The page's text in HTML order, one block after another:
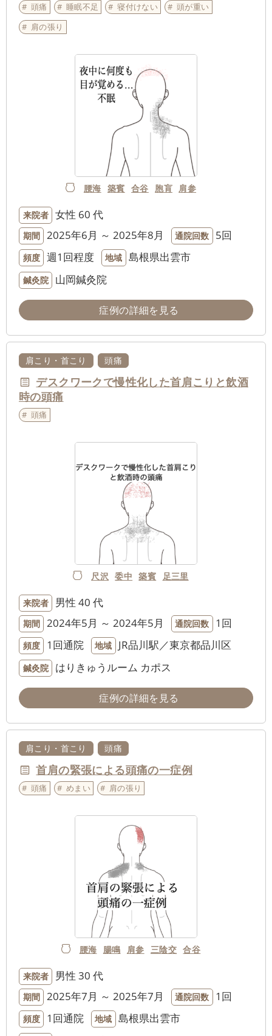
頭痛 睡眠不足 寝付けない
頭が重い
肩の張り
腰海 築賓 合谷 胞肓 肩参
来院者 女性 60 代
期間 2025年6月 ～ 2025年8月 通院回数 5回
頻度 週1回程度 地域 島根県出雲市
鍼灸院 山岡鍼灸院
症例の詳細を見る
肩こり・首こり 頭痛
デスクワークで慢性化した首肩こりと飲酒
時の頭痛
頭痛
尺沢 委中 築賓 足三里
来院者 男性 40 代
期間 2024年5月 ～ 2024年5月 通院回数 1回
頻度 1回通院 地域 JR品川駅／東京都品川区
鍼灸院 はりきゅうルーム カポス
症例の詳細を見る
肩こり・首こり 頭痛
首肩の緊張による頭痛の一症例
頭痛 めまい 肩の張り
腰海 腸鳴 肩参 三陰交 合谷
来院者 男性 30 代
期間 2025年7月 ～ 2025年7月 通院回数 1回
頻度 1回通院 地域 島根県出雲市